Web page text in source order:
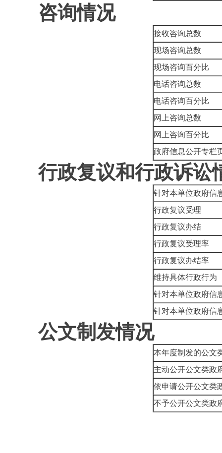
咨询情况
接收咨询总数
现场咨询总数
现场咨询百分比
电话咨询总数
电话咨询百分比
网上咨询总数
网上咨询百分比
政府信息公开专栏
行政复议和行政诉讼
针对本单位政府信
行政复议受理
行政复议办结
行政复议受理率
行政复议办结率
维持具体行政行为
针对本单位政府信
针对本单位政府信
公文制发情况
本年度制发的公文
主动公开公文类政
依申请公开公文类
不予公开公文类政